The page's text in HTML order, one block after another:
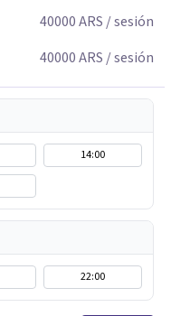
40000ARS / sesión
40000ARS / sesión
14:00
22:00